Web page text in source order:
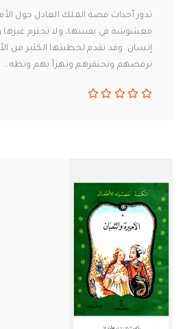
تدور أحداث قصة الملك العادل حول
مغشوشة في نفسها، ولا تحترم غيرها
إنسان. وقد تقدم لخطبتها الكثير من
ترفضهم وتحتقرهم وتهزأ بهم وتظه...